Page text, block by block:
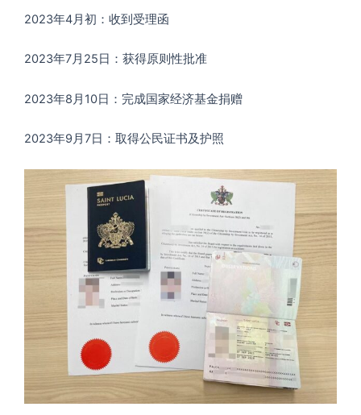
2023年4月初：收到受理函
2023年7月25日：获得原则性批准
2023年8月10日：完成国家经济基金捐赠
2023年9月7日：取得公民证书及护照